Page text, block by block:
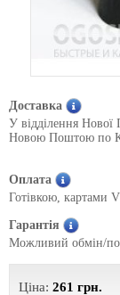
Доставка
У відділення Нової
Новою Поштою по
Оплата
Готівкою, картами
Гарантія
Можливий обмін/
Ціна: 261 грн.